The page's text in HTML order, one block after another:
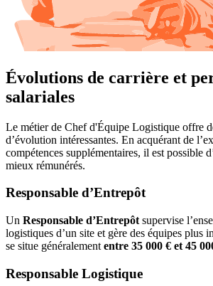
Évolutions de carrière et
salariales
Le métier de Chef d'Équipe Logistique offre
d’évolution intéressantes. En acquérant de
compétences supplémentaires, il est possible
mieux rémunérés.
Responsable d’Entrepôt
Un Responsable d’Entrepôt supervise
logistiques d’un site et gère des équipes plus
se situe généralement entre 35 000 € et 45
Responsable Logistique